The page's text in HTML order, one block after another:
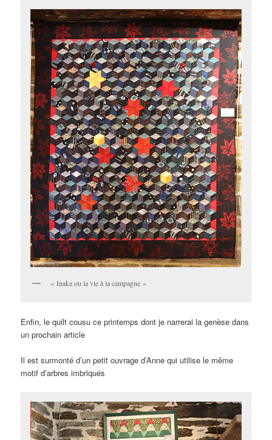
« Inaka ou la vie à la campagne »
Enfin, le quilt cousu ce printemps dont je narrerai la genèse dans
un prochain article
Il est surmonté d’un petit ouvrage d’Anne qui utilise le même
motif d’arbres imbriqués